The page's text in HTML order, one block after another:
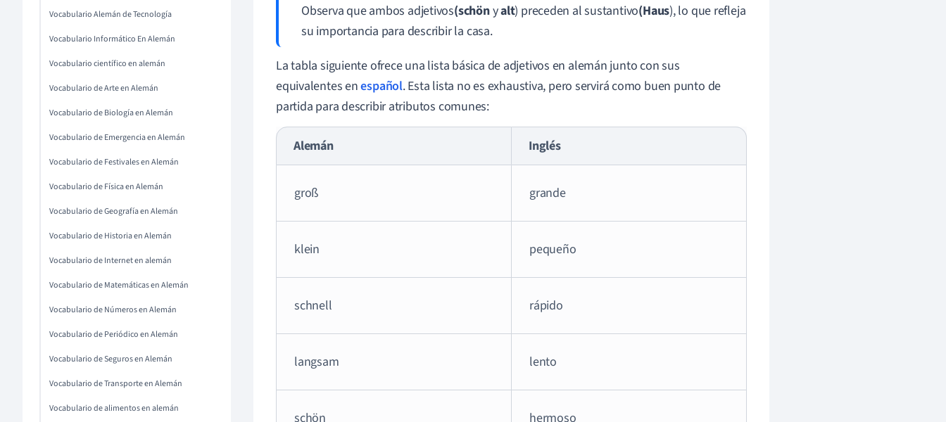
Vocabulario Alemán de Tecnología
Vocabulario Informático En Alemán
Vocabulario científico en alemán
Vocabulario de Arte en Alemán
Vocabulario de Biología en Alemán
Vocabulario de Emergencia en Alemán
Vocabulario de Festivales en Alemán
Vocabulario de Física en Alemán
Vocabulario de Geografía en Alemán
Vocabulario de Historia en Alemán
Vocabulario de Internet en alemán
Vocabulario de Matemáticas en Alemán
Vocabulario de Números en Alemán
Vocabulario de Periódico en Alemán
Vocabulario de Seguros en Alemán
Vocabulario de Transporte en Alemán
Vocabulario de alimentos en alemán
Observa que ambos adjetivos(schönyalt) preceden al sustantivo(Haus), lo que refleja
su importancia para describir la casa.
La tabla siguiente ofrece una lista básica de adjetivos en alemán junto con sus
equivalentes enespañol. Esta lista no es exhaustiva, pero servirá como buen punto de
partida para describir atributos comunes:
Alemán Inglés
groß grande
klein pequeño
schnell rápido
langsam lento
schön hermoso